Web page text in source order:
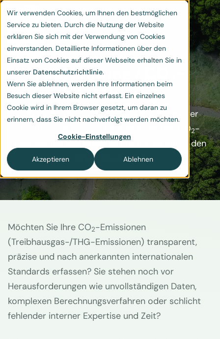
Wir verwenden Cookies, um Ihnen den bestmöglichen
Service zu bieten. Durch die Nutzung der Website
erklären Sie sich mit der Verwendung von Cookies
einverstanden. Detaillierte Informationen über den
Einsatz von Cookies auf dieser Webseite erhalten Sie in
unserer Datenschutzrichtlinie.
Wenn Sie ablehnen, werden Ihre Informationen beim
Besuch dieser Website nicht erfasst. Ein einzelnes
Cookie wird in Ihrem Browser gesetzt, um daran zu
erinnern, dass Sie nicht nachverfolgt werden möchten.
Cookie-Einstellungen
Akzeptieren Ablehnen
Footprinting / CO
Bilanzierung
Ob für Ihr Unternehmen, Ihre Produkte oder
Events - wir sind ihr Partner in Sachen CO2-
Bilanzierung und kämpfen uns für Sie durch den
Daten-Dschungel.
Möchten Sie Ihre CO2-Emissionen
(Treibhausgas-/THG-Emissionen) transparent,
präzise und nach anerkannten internationalen
Standards erfassen? Sie stehen noch vor
Herausforderungen wie unvollständigen Daten,
komplexen Berechnungsverfahren oder schlicht
fehlender interner Expertise und Zeit?